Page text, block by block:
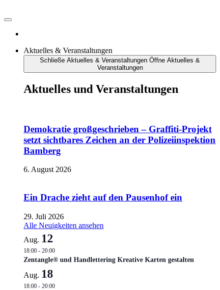
Aktuelles & Veranstaltungen
Schließe Aktuelles & Veranstaltungen Öffne Aktuelles &
Veranstaltungen
Aktuelles und Veranstaltungen
Demokratie großgeschrieben – Graffiti-Projekt
setzt sichtbares Zeichen an der Polizeiinspektion
Bamberg
6. August 2026
Ein Drache zieht auf den Pausenhof ein
29. Juli 2026
Alle Neuigkeiten ansehen
Aug. 12
18:00 - 20:00
Zentangle® und Handlettering Kreative Karten gestalten
Aug. 18
18:00 - 20:00